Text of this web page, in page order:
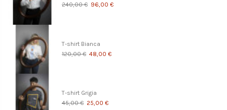
240,00 € 96,00 €
T-shirt Bianca
120,00 € 48,00 €
T-shirt Grigia
45,00 € 25,00 €